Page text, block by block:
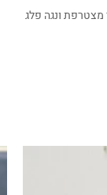
מצטרפת ונגה פלג